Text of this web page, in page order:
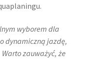
wyborem dla
dynamiczną jazdę,
zauważyć, że